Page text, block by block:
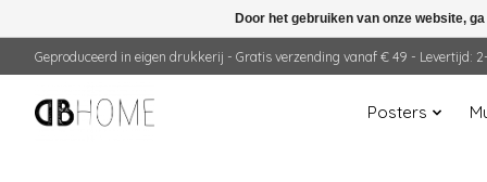
Geproduceerd in eigen drukkerij - Gratis verzending vanaf € 49 - Levertijd:
Posters
Door het gebruiken van onze website,